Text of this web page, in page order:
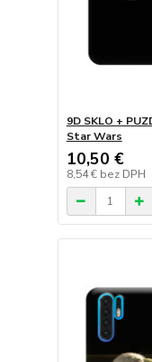
9D SKLO +
Star Wars
10,50 €
8,54 € bez DPH